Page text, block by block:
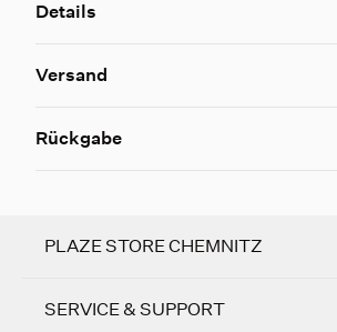
Details
Versand
Rückgabe
PLAZE STORE CHEMNITZ
SERVICE & SUPPORT